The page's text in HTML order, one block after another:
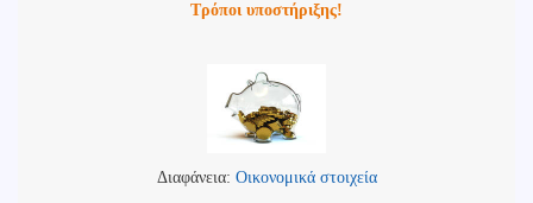
Τρόποι υποστήριξης!
Διαφάνεια: Οικονομικά στοιχεία